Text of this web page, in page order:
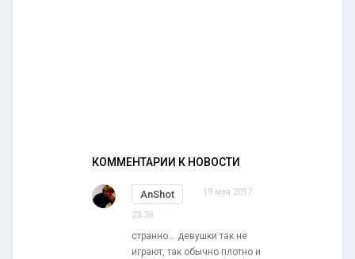
КОММЕНТАРИИ К НОВОСТИ
AnShot 19 мая 2017
23:38
странно... девушки так не
играют, так обычно плотно и